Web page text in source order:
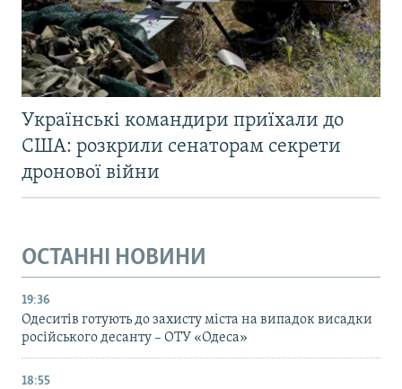
Українські командири приїхали до
США: розкрили сенаторам секрети
дронової війни
ОСТАННІ НОВИНИ
19:36
Одеситів готують до захисту міста на випадок висадки
російського десанту – ОТУ «Одеса»
18:55